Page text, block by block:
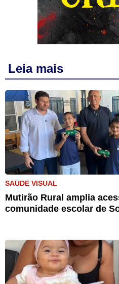
Leia mais
SAÚDE VISUAL
Mutirão Rural amplia
comunidade escolar de